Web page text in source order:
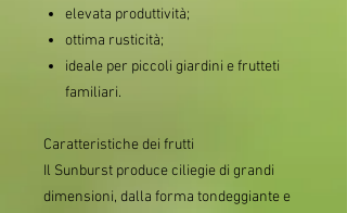
elevata produttività;
ottima rusticità;
ideale per piccoli giardini e frutteti
familiari.
Caratteristiche dei frutti
Il Sunburst produce ciliegie di grandi
dimensioni, dalla forma tondeggiante e